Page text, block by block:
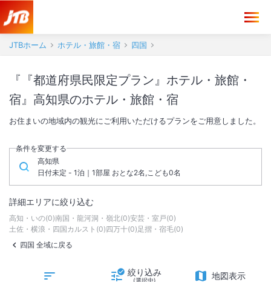
JTBホーム ホテル・旅館・宿 四国
『『都道府県民限定プラン』ホテル・旅館・
宿』高知県のホテル・旅館・宿
お住まいの地域内の観光にご利用いただけるプランをご用意しました。
条件を変更する
高知県
日付未定 - 1泊｜1部屋 おとな2名,こども0名
詳細エリアに絞り込む
高知・いの(0)南国・龍河洞・嶺北(0)安芸・室戸(0)
土佐・横浪・四国カルスト (0)四万十(0)足摺・宿毛(0)
四国 全域に戻る
絞り込み
(選択中) 地図表示